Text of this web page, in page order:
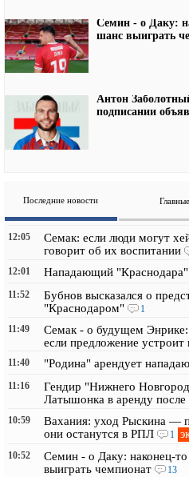
Семин - о Даку:
шанс выиграть
Антон
подписании
Последние новости Главные
12:05
Семак: если люди могут
говорит об их воспитании
12:01
Нападающий "Краснодара"
11:52
Бубнов высказался о
"Краснодаром"
1
11:49
Семак - о будущем
если предложение устроит
11:40 "Родина" арендует
11:16
Гендир "Нижнего
Латышонка в аренду после
10:59
Вахания: уход Рыскина —
они останутся в РПЛ
1
10:52
Семин - о Даку: наконец-
выиграть чемпионат
13